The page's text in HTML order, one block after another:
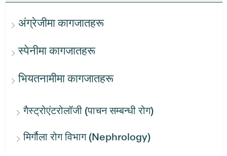
अंग्रेजीमा कागजातहरू
स्पेनीमा कागजातहरू
भियतनामीमा कागजातहरू
गैस्ट्रोएंटरोलॉजी (पाचन सम्बन्धी रोग)
मिर्गौला रोग विभाग (Nephrology)